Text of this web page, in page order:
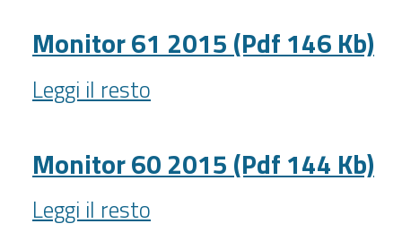
(Pdf
145
Kb)
-
Monitor 61 2015 (Pdf 146 Kb)
Monitor
61
(Pdf
146
Kb)
-
Leggi il resto
Monitor 60 2015 (Pdf 144 Kb)
Monitor
60
Leggi il resto